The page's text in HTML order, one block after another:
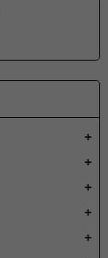
add
add
add
add
add